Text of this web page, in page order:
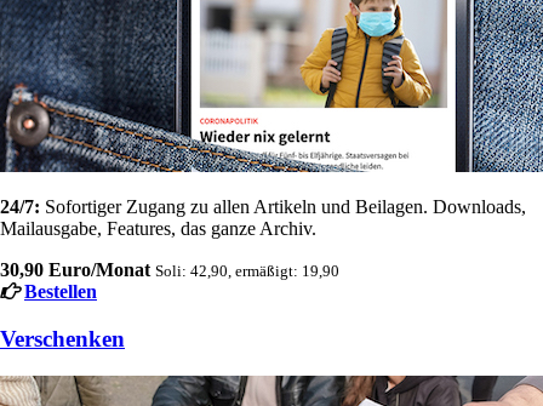
24/7: Sofortiger Zugang zu allen Artikeln und Beilagen. Downloads,
Mailausgabe, Features, das ganze Archiv.
30,90 Euro/Monat Soli: 42,90, ermäßigt: 19,90
Bestellen
Verschenken